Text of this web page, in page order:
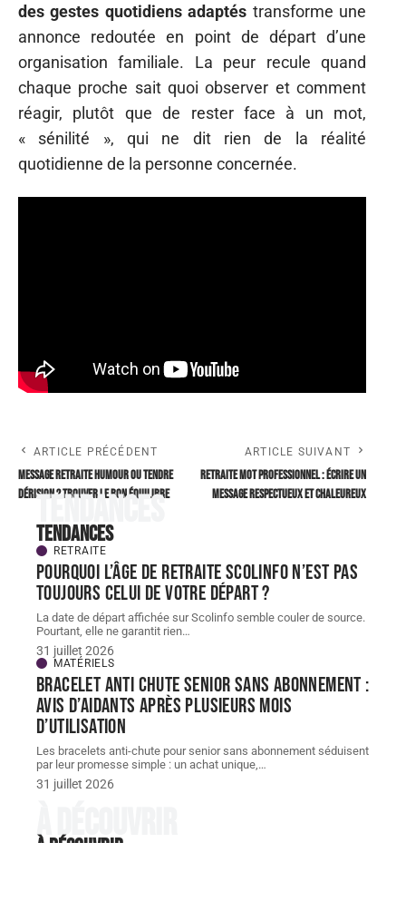
des gestes quotidiens adaptés transforme une
annonce redoutée en point de départ d’une
organisation familiale. La peur recule quand
chaque proche sait quoi observer et comment
réagir, plutôt que de rester face à un mot,
« sénilité », qui ne dit rien de la réalité
quotidienne de la personne concernée.
ARTICLE PRÉCÉDENT
Message retraite humour ou tendre
dérision ? Trouver le bon équilibre
ARTICLE SUIVANT
Retraite mot professionnel : écrire un
message respectueux et chaleureux
Tendances
Tendances
RETRAITE
Pourquoi l’âge de retraite scolinfo n’est pas
toujours celui de votre départ ?
La date de départ affichée sur Scolinfo semble couler de source.
Pourtant, elle ne garantit rien…
31 juillet 2026
MATÉRIELS
Bracelet Anti chute senior sans abonnement :
avis d’aidants après plusieurs mois
d’utilisation
Les bracelets anti-chute pour senior sans abonnement séduisent
par leur promesse simple : un achat unique, …
31 juillet 2026
À découvrir
À découvrir